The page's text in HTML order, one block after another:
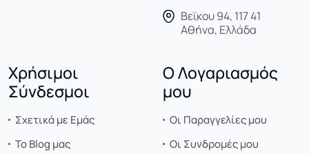
Βεϊκου 94, 117 41
Αθήνα, Ελλάδα
Χρήσιμοι
Σύνδεσμοι
Σχετικά με Εμάς
Το Blog μας
Ο Λογαριασμός
μου
Οι Παραγγελίες μου
Οι Συνδρομές μου